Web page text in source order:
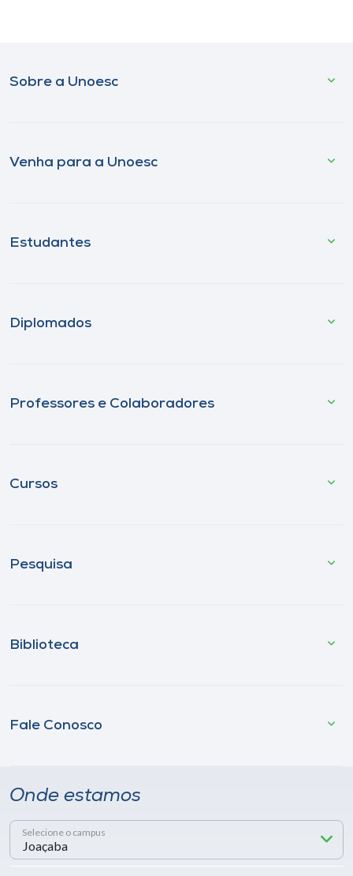
Sobre a Unoesc
Venha para a Unoesc
Estudantes
Diplomados
Professores e Colaboradores
Cursos
Pesquisa
Biblioteca
Fale Conosco
Onde estamos
Selecione o campus